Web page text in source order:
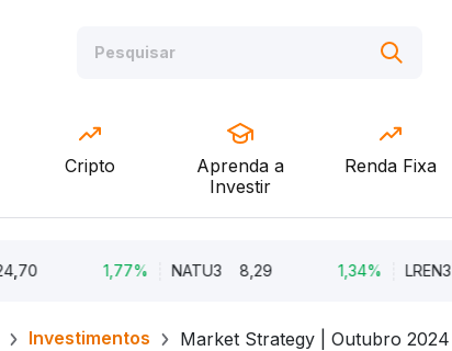
Cripto
Aprenda a
Investir
Renda Fixa
NATU3 8,29 LREN3 12,31
Investimentos Market Strategy | Outubro 2024